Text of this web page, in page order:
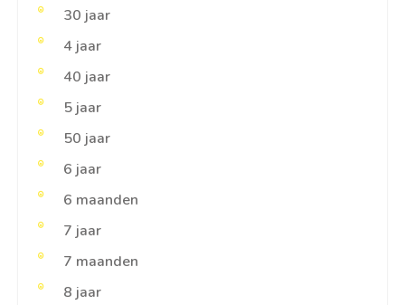
30 jaar
4 jaar
40 jaar
5 jaar
50 jaar
6 jaar
6 maanden
7 jaar
7 maanden
8 jaar